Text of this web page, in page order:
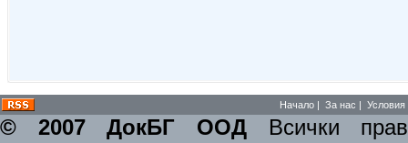
Начало | За нас | Условия
© 2007 ДокБГ ООД Всички